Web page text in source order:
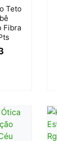
Teto
Fibra